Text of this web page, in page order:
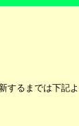
るまでは下記よ